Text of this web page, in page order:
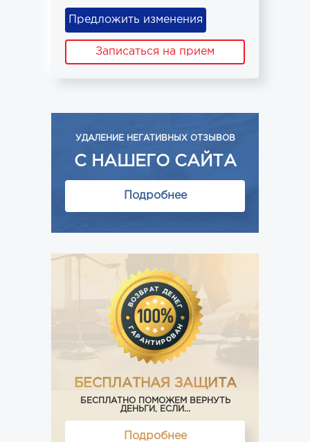
Предложить изменения
Записаться на прием
УДАЛЕНИЕ НЕГАТИВНЫХ ОТЗЫВОВ
С НАШЕГО САЙТА
Подробнее
БЕСПЛАТНАЯ ЗАЩИТА
БЕСПЛАТНО ПОМОЖЕМ ВЕРНУТЬ
ДЕНЬГИ, ЕСЛИ...
Подробнее